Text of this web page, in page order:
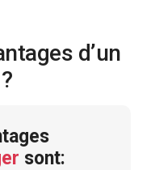
d’un
sont: